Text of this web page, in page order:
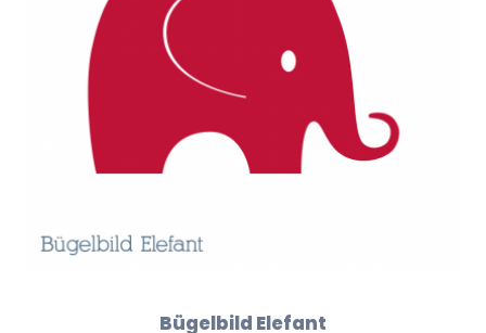
Bügelbild Elefant